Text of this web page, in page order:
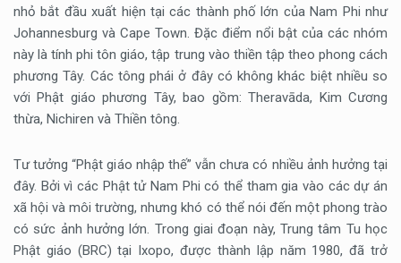
nhỏ bắt đầu xuất hiện tại các thành phố lớn của Nam Phi như
Johannesburg và Cape Town. Đặc điểm nổi bật của các nhóm
này là tính phi tôn giáo, tập trung vào thiền tập theo phong cách
phương Tây. Các tông phái ở đây có không khác biệt nhiều so
với Phật giáo phương Tây, bao gồm: Theravāda, Kim Cương
thừa, Nichiren và Thiền tông.
Tư tưởng “Phật giáo nhập thế” vẫn chưa có nhiều ảnh hưởng tại
đây. Bởi vì các Phật tử Nam Phi có thể tham gia vào các dự án
xã hội và môi trường, nhưng khó có thể nói đến một phong trào
có sức ảnh hưởng lớn. Trong giai đoạn này, Trung tâm Tu học
Phật giáo (BRC) tại Ixopo, được thành lập năm 1980, đã trở